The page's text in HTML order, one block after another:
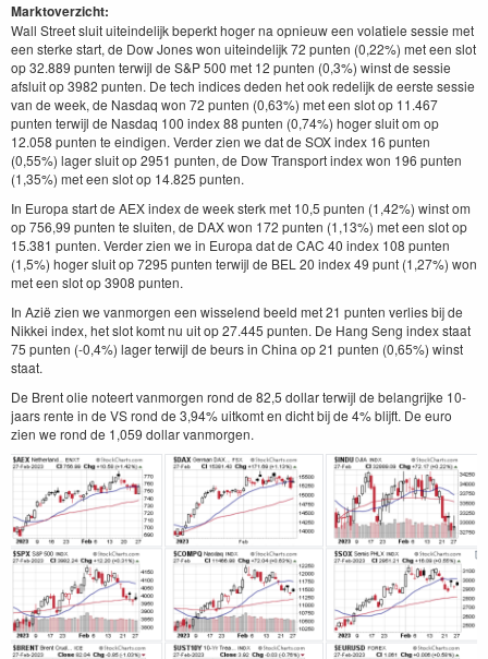
Marktoverzicht:
Wall Street sluit uiteindelijk beperkt hoger na opnieuw een volatiele sessie met
een sterke start, de Dow Jones won uiteindelijk 72 punten (0,22%) met een slot
op 32.889 punten terwijl de S&P 500 met 12 punten (0,3%) winst de sessie
afsluit op 3982 punten. De tech indices deden het ook redelijk de eerste sessie
van de week, de Nasdaq won 72 punten (0,63%) met een slot op 11.467
punten terwijl de Nasdaq 100 index 88 punten (0,74%) hoger sluit om op
12.058 punten te eindigen. Verder zien we dat de SOX index 16 punten
(0,55%) lager sluit op 2951 punten, de Dow Transport index won 196 punten
(1,35%) met een slot op 14.825 punten.
In Europa start de AEX index de week sterk met 10,5 punten (1,42%) winst om
op 756,99 punten te sluiten, de DAX won 172 punten (1,13%) met een slot op
15.381 punten. Verder zien we in Europa dat de CAC 40 index 108 punten
(1,5%) hoger sluit op 7295 punten terwijl de BEL 20 index 49 punt (1,27%) won
met een slot op 3908 punten.
In Azië zien we vanmorgen een wisselend beeld met 21 punten verlies bij de
Nikkei index, het slot komt nu uit op 27.445 punten. De Hang Seng index staat
75 punten (-0,4%) lager terwijl de beurs in China op 21 punten (0,65%) winst
staat.
De Brent olie noteert vanmorgen rond de 82,5 dollar terwijl de belangrijke 10-
jaars rente in de VS rond de 3,94% uitkomt en dicht bij de 4% blijft. De euro
zien we rond de 1,059 dollar vanmorgen.